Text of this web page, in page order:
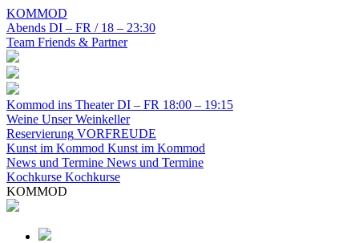
KOMMOD
Abends DI – FR / 18 – 23:30
Team Friends & Partner
Kommod ins Theater DI – FR 18:00 – 19:15
Weine Unser Weinkeller
Reservierung VORFREUDE
Kunst im Kommod Kunst im Kommod
News und Termine News und Termine
Kochkurse Kochkurse
KOMMOD